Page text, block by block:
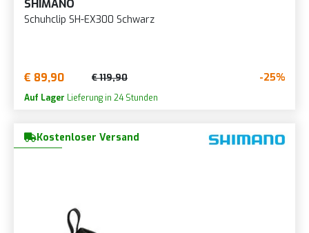
SHIMANO
Schuhclip SH-EX300 Schwarz
€ 89,90 € 119,90 -25%
Auf Lager Lieferung in 24 Stunden
Kostenloser Versand